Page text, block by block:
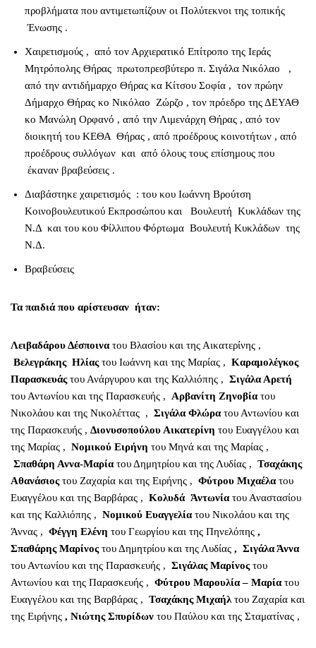
προβλήματα που αντιμετωπίζουν οι Πολύτεκνοι της τοπικής
Ένωσης .
Χαιρετισμούς , από τον Αρχιερατικό Επίτροπο της Ιεράς
Μητρόπολης Θήρας πρωτοπρεσβύτερο π. Σιγάλα Νικόλαο ,
από την αντιδήμαρχο Θήρας κα Κίτσου Σοφία , τον πρώην
Δήμαρχο Θήρας κο Νικόλαο Ζώρζο , τον πρόεδρο της ΔΕΥΑΘ
κο Μανώλη Ορφανό , από την Λιμενάρχη Θήρας , από τον
διοικητή του ΚΕΘΑ Θήρας , από προέδρους κοινοτήτων , από
προέδρους συλλόγων και από όλους τους επίσημους που
έκαναν βραβεύσεις .
Διαβάστηκε χαιρετισμός : του κου Ιωάννη Βρούτση
Κοινοβουλευτικού Εκπροσώπου και Βουλευτή Κυκλάδων της
Ν.Δ και του κου Φίλλιπου Φόρτωμα Βουλευτή Κυκλάδων της
Ν.Δ.
Βραβεύσεις
Τα παιδιά που αρίστευσαν ήταν:
Λειβαδάρου Δέσποινατου Βλασίου και της Αικατερίνης ,
Βελεγράκης Ηλίαςτου Ιωάννη και της Μαρίας , Καραμολέγκος
Παρασκευάςτου Ανάργυρου και της Καλλιόπης , Σιγάλα Αρετή
του Αντωνίου και της Παρασκευής , Αρβανίτη Ζηνοβίατου
Νικολάου και της Νικολέττας , Σιγάλα Φλώρατου Αντωνίου και
της Παρασκευής , Διονυσοπούλου Αικατερίνη του Ευαγγέλου και
της Μαρίας , Νομικού Ειρήνη του Μηνά και της Μαρίας ,
Σπαθάρη Αννα-Μαρίατου Δημητρίου και της Λυδίας , Τσαχάκης
Αθανάσιοςτου Ζαχαρία και της Ειρήνης , Φύτρου Μιχαέλατου
Ευαγγέλου και της Βαρβάρας , Κολυδά Άντωνίατου Αναστασίου
και της Καλλιόπης , Νομικού Ευαγγελίατου Νικολάου και της
Άννας , Φέγγη Ελένη του Γεωργίου και της Πηνελόπης ,
Σπαθάρης Μαρίνοςτου Δημητρίου και της Λυδίας , Σιγάλα Άννα
του Αντωνίου και της Παρασκευής , Σιγάλας Μαρίνοςτου
Αντωνίου και της Παρασκευής , Φύτρου Μαρουλία – Μαρίατου
Ευαγγέλου και της Βαρβάρας , Τσαχάκης Μιχαήλ του Ζαχαρία και
της Ειρήνης , Νιώτης Σπυρίδων του Παύλου και της Σταματίνας ,